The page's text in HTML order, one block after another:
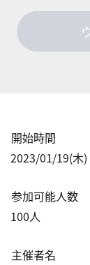
開始時間
2023/01/19(木)
参加可能人数
100人
主催者名